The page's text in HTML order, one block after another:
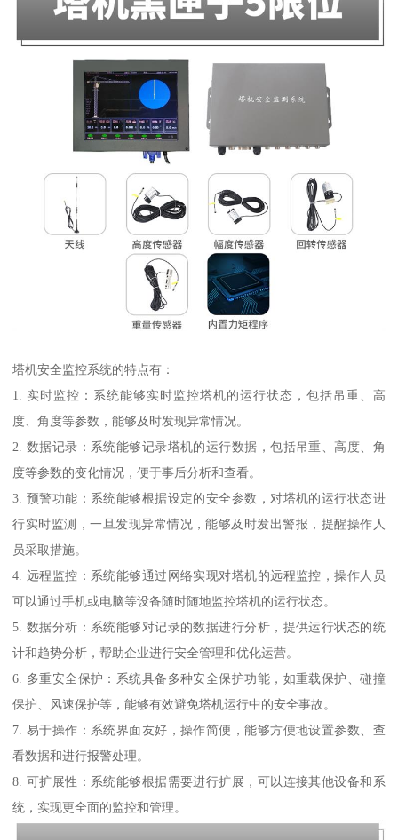
塔机安全监控系统的特点有：
1. 实时监控：系统能够实时监控塔机的运行状态，包括吊重、高
度、角度等参数，能够及时发现异常情况。
2. 数据记录：系统能够记录塔机的运行数据，包括吊重、高度、角
度等参数的变化情况，便于事后分析和查看。
3. 预警功能：系统能够根据设定的安全参数，对塔机的运行状态进
行实时监测，一旦发现异常情况，能够及时发出警报，提醒操作人
员采取措施。
4. 远程监控：系统能够通过网络实现对塔机的远程监控，操作人员
可以通过手机或电脑等设备随时随地监控塔机的运行状态。
5. 数据分析：系统能够对记录的数据进行分析，提供运行状态的统
计和趋势分析，帮助企业进行安全管理和优化运营。
6. 多重安全保护：系统具备多种安全保护功能，如重载保护、碰撞
保护、风速保护等，能够有效避免塔机运行中的安全事故。
7. 易于操作：系统界面友好，操作简便，能够方便地设置参数、查
看数据和进行报警处理。
8. 可扩展性：系统能够根据需要进行扩展，可以连接其他设备和系
统，实现更全面的监控和管理。